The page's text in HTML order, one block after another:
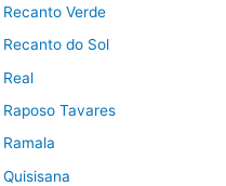
Verde
do Sol
Tavares